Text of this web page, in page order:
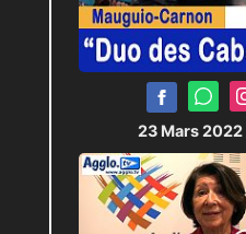
23 Mars 2022